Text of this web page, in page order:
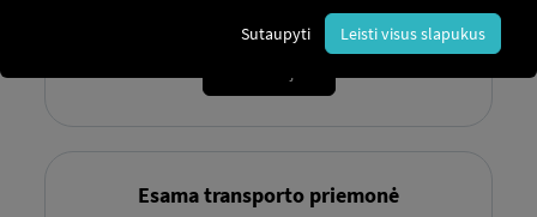
Esama transporto priemonė
Sutaupyti Leisti visus slapukus